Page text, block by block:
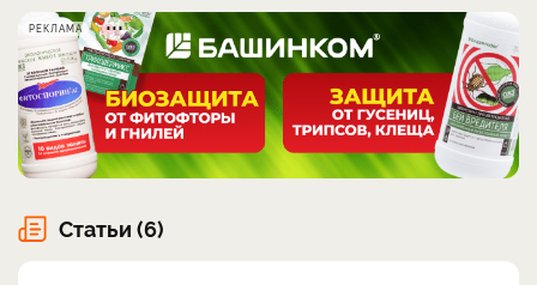
РЕКЛАМА
Статьи (6)